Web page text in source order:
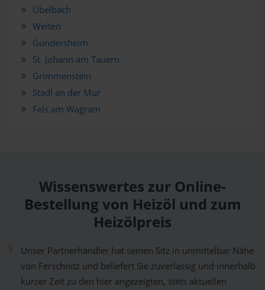
Übelbach
Weiten
Gundersheim
St. Johann am Tauern
Grimmenstein
Stadl an der Mur
Fels am Wagram
Wissenswertes zur Online-
Bestellung von Heizöl und zum
Heizölpreis
Unser Partnerhändler hat seinen Sitz in unmittelbar Nähe
von Ferschnitz und beliefert Sie zuverlässig und innerhalb
kurzer Zeit zu den hier angezeigten, stets aktuellen